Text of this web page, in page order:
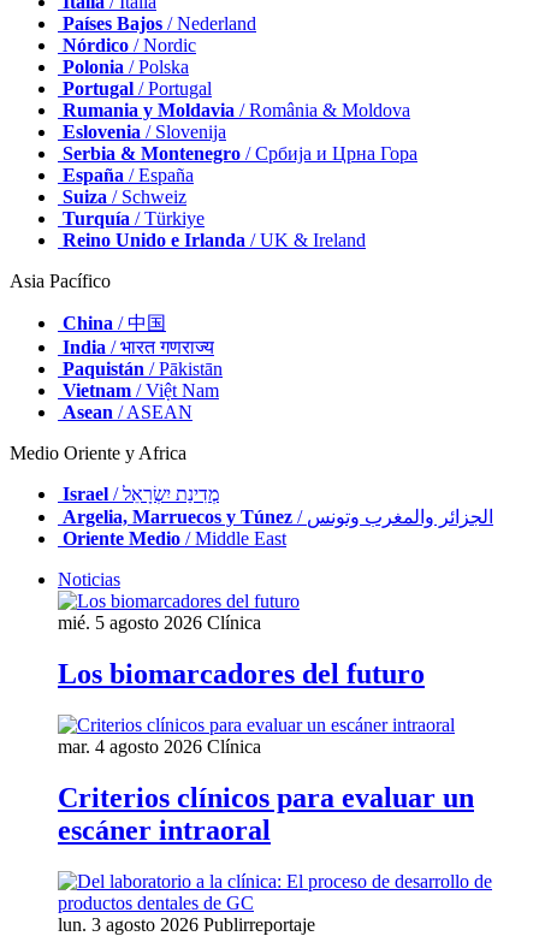
Países Bajos / Nederland
Nórdico / Nordic
Polonia / Polska
Portugal / Portugal
Rumania y Moldavia / România & Moldova
Eslovenia / Slovenija
Serbia & Montenegro / Србија и Црна Гора
España / España
Suiza / Schweiz
Turquía / Türkiye
Reino Unido e Irlanda / UK & Ireland
Asia Pacífico
China / 中国
India / भारत गणराज्य
Paquistán / Pākistān
Vietnam / Việt Nam
Asean / ASEAN
Medio Oriente y Africa
Israel
/ מְדִינַת יִשְׂרָאֵל
Argelia, Marruecos y Túnez
/ الجزائر والمغرب وتونس
Oriente Medio / Middle East
Noticias
mié. 5 agosto 2026 Clínica
Los biomarcadores del futuro
mar. 4 agosto 2026 Clínica
Criterios clínicos para evaluar un
escáner intraoral
lun. 3 agosto 2026 Publirreportaje